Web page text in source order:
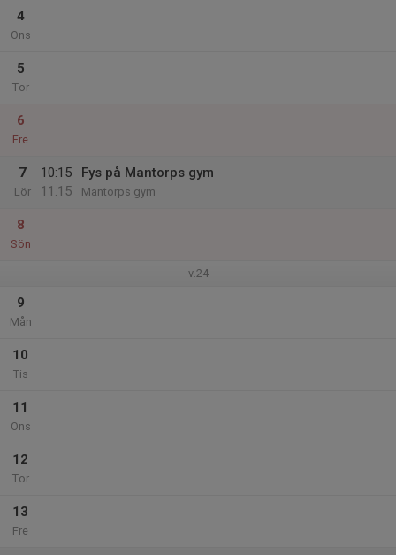
4
Ons
5
Tor
6
Fre
7
Lör
10:15
11:15
Fys på Mantorps gym
Mantorps gym
8
Sön
v.24
9
Mån
10
Tis
11
Ons
12
Tor
13
Fre